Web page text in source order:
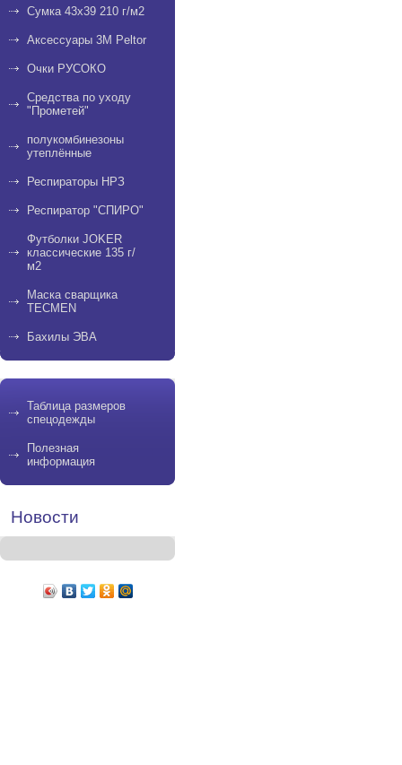
Сумка 43х39 210 г/м2
Аксессуары 3М Peltor
Очки РУСОКО
Средства по уходу
"Прометей"
полукомбинезоны
утеплённые
Респираторы НРЗ
Респиратор "СПИРО"
Футболки JOKER
классические 135 г/
м2
Маска сварщика
TECMEN
Бахилы ЭВА
Таблица размеров
спецодежды
Полезная
информация
Новости